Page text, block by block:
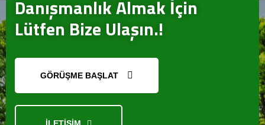
Danışmanlık Almak İçin
Lütfen Bize Ulaşın.!
GÖRÜŞME BAŞLAT
İLETİŞİM